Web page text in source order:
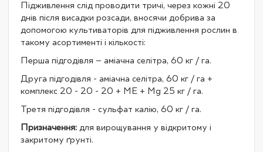
Підживлення слід проводити тричі, через кожні 20
днів після висадки розсади, вносячи добрива за
допомогою культиваторів для підживлення рослин в
такому асортименті і кількості:
Перша підгодівля – аміачна селітра, 60 кг / га.
Друга підгодівля - аміачна селітра, 60 кг / га +
комплекс 20 - 20 - 20 + МЕ + Mg 25 кг / га.
Третя підгодівля - сульфат калію, 60 кг / га.
Призначення: для вирощування у відкритому і
закритому ґрунті.